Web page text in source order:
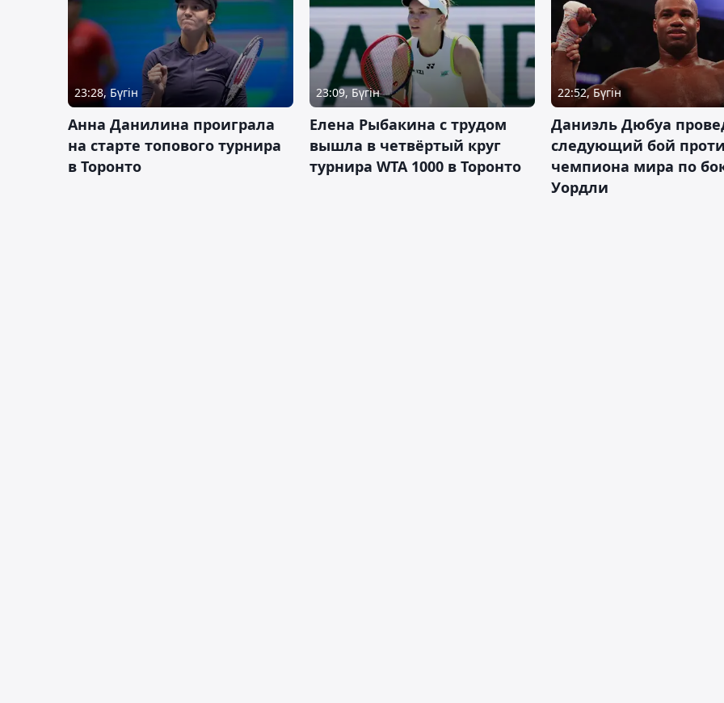
23:28, Бүгін
Анна Данилина проиграла
на старте топового турнира
в Торонто
23:09, Бүгін
Елена Рыбакина с трудом
вышла в четвёртый круг
турнира WTA 1000 в Торонто
22:52, Бүгін
Даниэль Дюбуа
следующий бой
чемпиона мира по
Уордли